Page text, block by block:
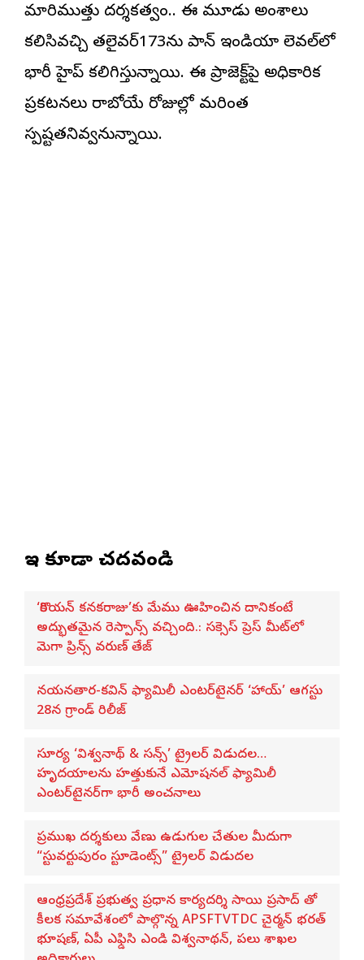
మారిముత్తు దర్శకత్వం.. ఈ మూడు అంశాలు
కలిసివచ్చి తలైవర్173ను పాన్ ఇండియా లెవల్‌లో
భారీ హైప్ కలిగిస్తున్నాయి. ఈ ప్రాజెక్ట్‌పై అధికారిక
ప్రకటనలు రాబోయే రోజుల్లో మరింత
స్పష్టతనివ్వనున్నాయి.
ఇవి కూడా చదవండి
‘కొరియన్ కనకరాజు’కు మేము ఊహించిన దానికంటే
అద్భుతమైన రెస్పాన్స్ వచ్చింది.: సక్సెస్ ప్రెస్ మీట్‌లో
మెగా ప్రిన్స్ వరుణ్ తేజ్
నయనతార-కవిన్ ఫ్యామిలీ ఎంటర్‌టైనర్ ‘హాయ్’ ఆగస్టు
28న గ్రాండ్ రిలీజ్
సూర్య ‘విశ్వనాథ్ & సన్స్’ ట్రైలర్ విడుదల…
హృదయాలను హత్తుకునే ఎమోషనల్ ఫ్యామిలీ
ఎంటర్‌టైనర్‌గా భారీ అంచనాలు
ప్రముఖ దర్శకులు వేణు ఉడుగుల చేతుల మీదుగా
“స్టువర్టుపురం స్టూడెంట్స్” ట్రైలర్ విడుదల
ఆంధ్రప్రదేశ్ ప్రభుత్వ ప్రధాన కార్యదర్శి సాయి ప్రసాద్ తో
కీలక సమావేశంలో పాల్గొన్న APSFTVTDC చైర్మన్ భరత్
భూషణ్, ఏపీ ఎఫ్డిసి ఎండి విశ్వనాథన్, పలు శాఖల